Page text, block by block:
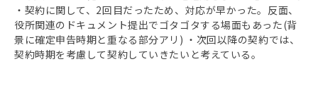
・契約に関して、2回目だったため、対応が早かった。反面、
役所関連のドキュメント提出でゴタゴタする場面もあった(背
景に確定申告時期と重なる部分アリ) ・次回以降の契約では、
契約時期を考慮して契約していきたいと考えている。